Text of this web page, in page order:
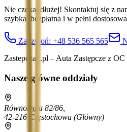
Nie czekaj dłużej! Skontaktuj się z
szybka, bezpłatna i w pełni
Zadzwoń: +48 536 565 565
Zastepczak.pl – Auta Zastępcze z
Nasze główne oddziały
Równoległa 82/86,
42-216 Częstochowa (Główny)